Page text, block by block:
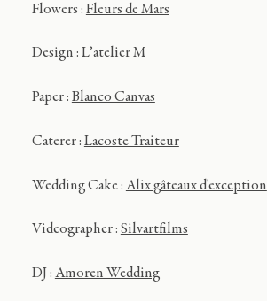
Flowers : Fleurs de Mars
Design : L’atelier M
Paper : Blanco Canvas
Caterer : Lacoste Traiteur
Wedding Cake : Alix gâteaux d'exception
Videographer : Silvartfilms
DJ : Amoren Wedding